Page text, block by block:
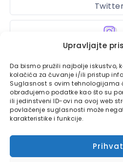
Upravljajte
Da bismo pružili najbolje iskustvo,
kolačića za čuvanje i/ili pristup
Suglasnost s ovim tehnologijama
obrađujemo podatke kao što su
ili jedinstveni ID-ovi na ovoj web
povlačenje suglasnosti može
karakteristike i funkcije.
Linkovi
Kontaktirajte nas
Impressum